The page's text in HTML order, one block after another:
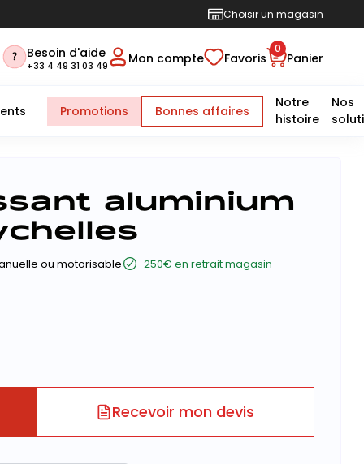
Choisir un magasin
Besoin d'aide
+33 4 49 31 03 49 Mon compte Favoris
0
Panier
Promotions Bonnes affaires
Notre
histoire
Nos
aluminium
ou motorisable -250€ en retrait magasin
Recevoir mon devis